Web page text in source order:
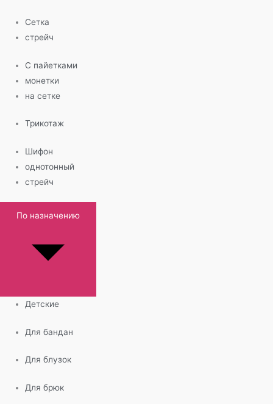
Сетка
стрейч
С пайетками
монетки
на сетке
Трикотаж
Шифон
однотонный
стрейч
По назначению
Детские
Для бандан
Для блузок
Для брюк